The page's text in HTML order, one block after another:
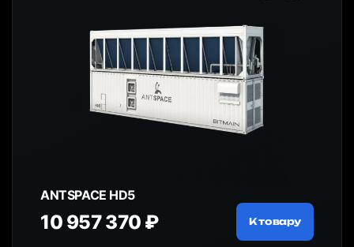
ANTSPACE HD5
10 957 370 ₽ К товару